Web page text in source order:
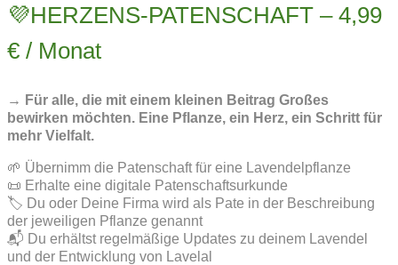
💜HERZENS-PATENSCHAFT – 4,99
€ / Monat
→ Für alle, die mit einem kleinen Beitrag Großes
bewirken möchten. Eine Pflanze, ein Herz, ein Schritt für
mehr Vielfalt.
🌱 Übernimm die Patenschaft für eine Lavendelpflanze
📜 Erhalte eine digitale Patenschaftsurkunde
🏷️ Du oder Deine Firma wird als Pate in der Beschreibung
der jeweiligen Pflanze genannt
📬 Du erhältst regelmäßige Updates zu deinem Lavendel
und der Entwicklung von Lavelal